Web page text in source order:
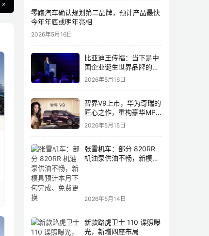
零跑汽车确认规划第二品牌，预计产品最快
今年年底或明年亮相
2026年5月16日
比亚迪王传福：当下是中
国企业诞生世界品牌的最
佳历史机遇，尤其是制造
2026年5月16日
智界V9上市，华为奇瑞的
匠心之作，重构豪华MPV
市场格局
2026年5月15日
张雪机车：部分 820RR
机油泵供油不畅，新模具
2026年5月14日
新款路虎卫士 110 谍照曝
光，新增四座布局